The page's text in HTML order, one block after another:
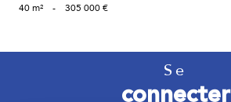
40 m²
- 305 000 €
Se
connecter